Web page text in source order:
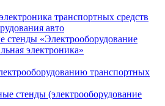
транспортных средств
авто
стенды «Электрооборудование
электроника»
транспортных
стенды (электрооборудование